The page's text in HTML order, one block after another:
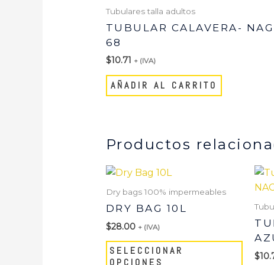
Tubulares talla adultos
TUBULAR CALAVERA- NAG
68
$10.71 + (IVA)
AÑADIR AL CARRITO
Productos
Dry bags 100% impermeables
DRY BAG 10L
$28.00 + (IVA)
SELECCIONAR
OPCIONES
Este
tiene
$